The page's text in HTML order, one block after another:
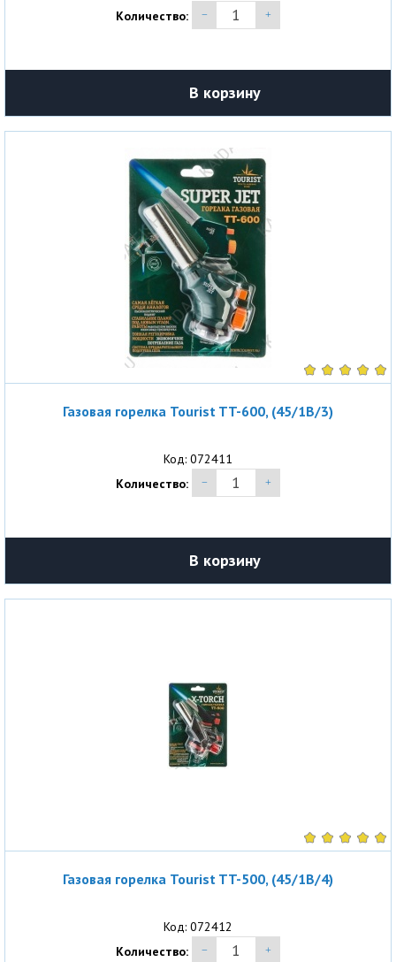
Количество:
В корзину
Газовая горелка Tourist TT-600, (45/1B/3)
Код: 072411
Количество:
В корзину
Газовая горелка Tourist TT-500, (45/1B/4)
Код: 072412
Количество: